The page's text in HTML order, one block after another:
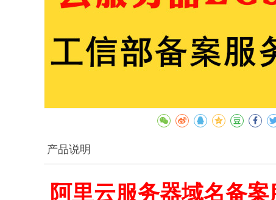
产品说明
阿里云服务器域名备案